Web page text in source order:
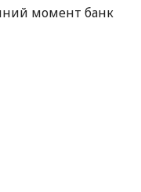
момент банк